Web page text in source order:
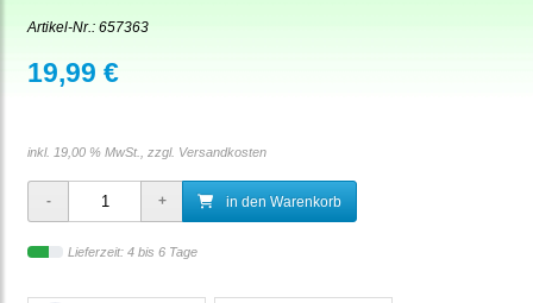
Artikel-Nr.: 657363
19,99 €
inkl. 19,00 % MwSt., zzgl. Versandkosten
in den Warenkorb
Lieferzeit: 4 bis 6 Tage